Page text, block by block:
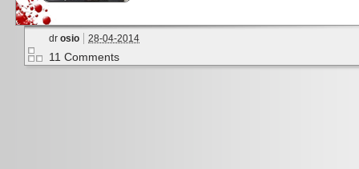
dr osio 28-04-2014
11 Comments